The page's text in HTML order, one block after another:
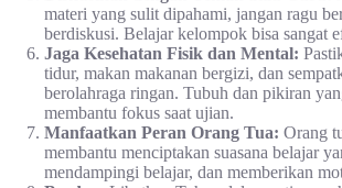
materi yang sulit dipahami, jangan ragu
berdiskusi. Belajar kelompok bisa sangat
Jaga Kesehatan Fisik dan Mental:
tidur, makan makanan bergizi, dan
berolahraga ringan. Tubuh dan pikiran
membantu fokus saat ujian.
Manfaatkan Peran Orang Tua: Orang
membantu menciptakan suasana belajar
mendampingi belajar, dan memberikan